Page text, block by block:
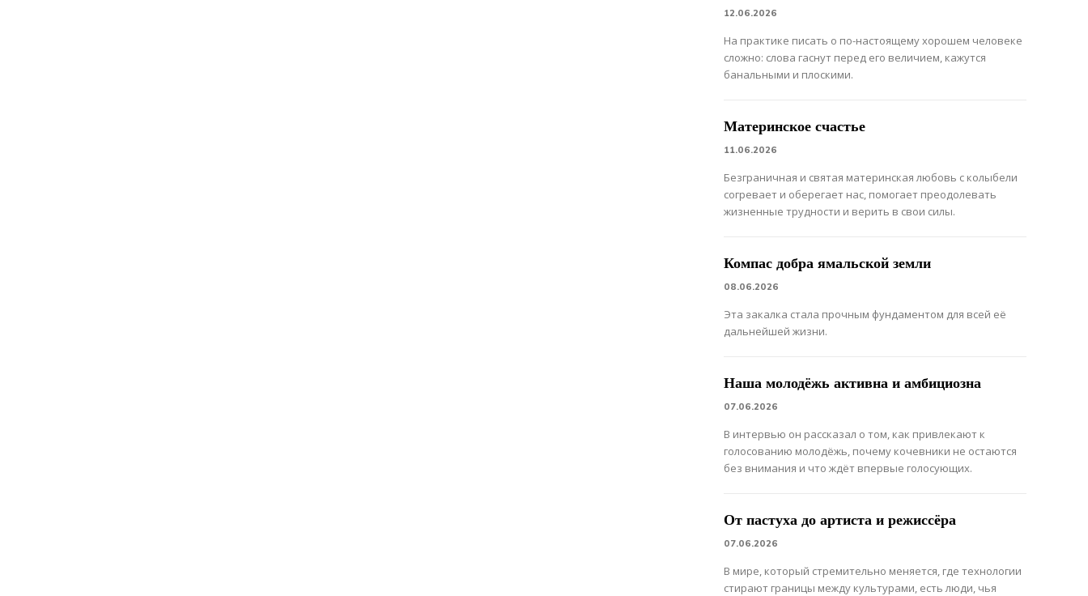
12.06.2026
На практике писать о по-настоящему хорошем человеке
сложно: слова гаснут перед его величием, кажутся
банальными и плоскими.
Материнское счастье
11.06.2026
Безграничная и святая материнская любовь с колыбели
согревает и оберегает нас, помогает преодолевать
жизненные трудности и верить в свои силы.
Компас добра ямальской земли
08.06.2026
Эта закалка стала прочным фундаментом для всей её
дальнейшей жизни.
Наша молодёжь активна и амбициозна
07.06.2026
В интервью он рассказал о том, как привлекают к
голосованию молодёжь, почему кочевники не остаются
без внимания и что ждёт впервые голосующих.
От пастуха до артиста и режиссёра
07.06.2026
В мире, который стремительно меняется, где технологии
стирают границы между культурами, есть люди, чья